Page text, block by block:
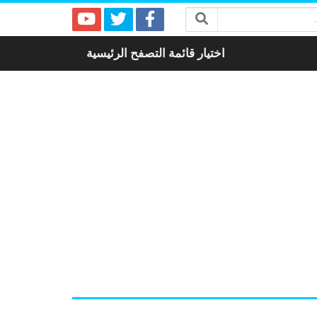
اختيار قائمة التصفح الرئيسية